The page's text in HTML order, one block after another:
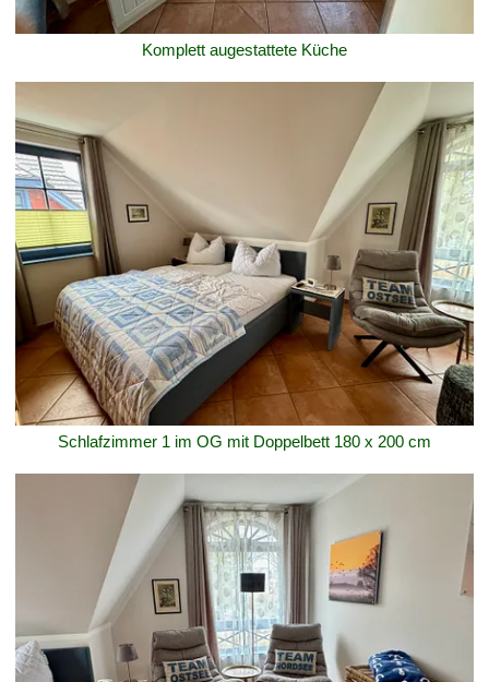
Komplett augestattete Küche
Schlafzimmer 1 im OG mit Doppelbett 180 x 200 cm